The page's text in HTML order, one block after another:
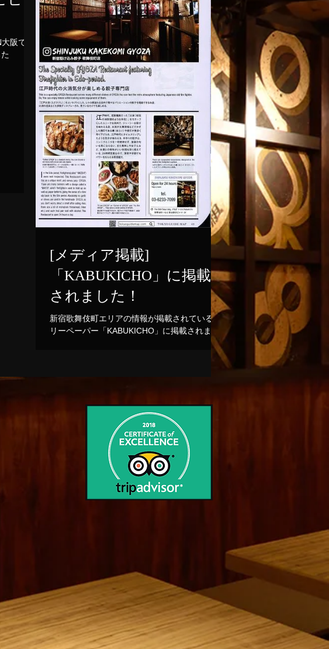
養価
なん
る
。提
気分
生まれ変わる店舗でも、名物の肉汁溢れるジューシーな
餃子や人気の日本文化体験メニュー（フルーツ大福・抹
茶体験）はさらにパワーアップして継続いたします。多
言語対応および各種キャッシュレス決済も完全推奨し、
国内外の皆様に安心と感動をお届けします！ [Notice]
Shinjuku Kakekomi Gyoza is rebranding as "Shinjuku
Hikeshi Gyoza" on June 1st, 2026! The restaurant will
be temporarily closed for renovations from May 25th to
May 31st. Online reservations remain open 24/7. We s
阪での
[メディア掲載]
「KABUKICHO」に掲載
されました！
新宿歌舞伎町エリアの情報が掲載されているフ
リーペーパー「KABUKICHO」に掲載されまし